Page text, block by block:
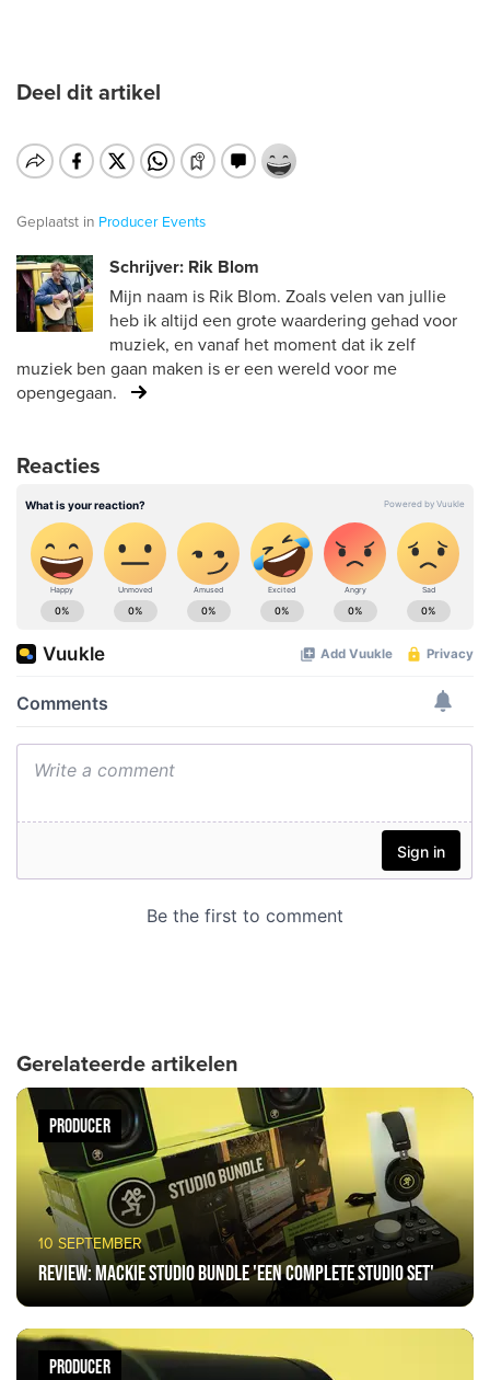
Deel dit artikel
Geplaatst in Producer Events
Schrijver: Rik Blom
Mijn naam is Rik Blom. Zoals velen van jullie
heb ik altijd een grote waardering gehad voor
muziek, en vanaf het moment dat ik zelf
muziek ben gaan maken is er een wereld voor me
opengegaan.
Reacties
Gerelateerde artikelen
10 SEPTEMBER
Review: Mackie Studio Bundle 'een complete studio set'
PRODUCER
PRODUCER